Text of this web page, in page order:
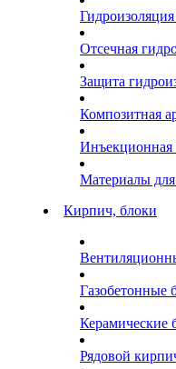
Отсечная
Защита
Композитная
Инъекционная
Материалы
Кирпич, блоки
Газобетонные
Керамические
Рядовой